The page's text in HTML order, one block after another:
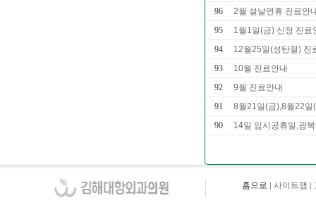
96
2월 설날연휴 진료안
95
1월1일(금) 신정 진
94
12월25일(성탄절) 진
93
10월 진료안내
92
9월 진료안내
91
8월21일(금),8월22
90
14일 임시공휴일,광
홈으로 | 사이트맵 |